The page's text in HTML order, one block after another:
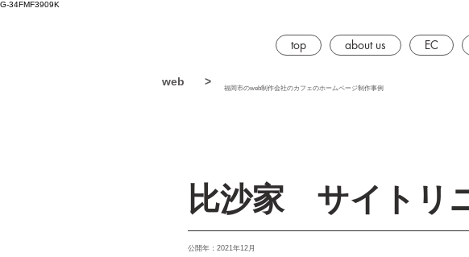
G-34FMF3909K
top about us EC
web >
福岡市のweb制作会社のカフェのホームページ制作事例
比沙家 サイトリ
公開年：2021年12月